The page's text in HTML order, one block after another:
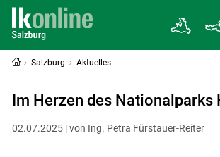
Salzburg Aktuelles
Im Herzen des Nationalparks
02.07.2025 | von Ing. Petra Fürstauer-Reiter